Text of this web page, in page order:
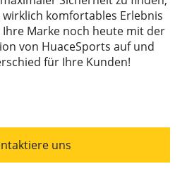
komfortables Erlebnis
Ihre Marke noch heute mit der
von HuaceSports auf und
für Ihre Kunden!
uns